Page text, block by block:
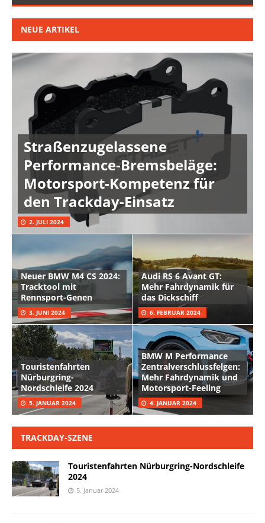
NEUE ARTIKEL
Straßenzugelassene
Performance-Bremsbeläge:
Motorsport-Kompetenz für
den Trackday-Einsatz
2. JULI 2024
Neuer BMW M4 CS 2024:
Tracktool mit
Rennsport-Genen
3. JUNI 2024
Audi RS 6 Avant GT:
Mehr Fahrdynamik für
das Dickschiff
6. FEBRUAR 2024
Touristenfahrten
Nürburgring-
Nordschleife 2024
5. JANUAR 2024
BMW M Performance
Zentralverschlussfelgen:
Mehr Fahrdynamik und
Motorsport-Feeling
4. JANUAR 2024
TRACKDAY-SZENE
Touristenfahrten Nürburgring-Nordschleife
2024
5. Januar 2024